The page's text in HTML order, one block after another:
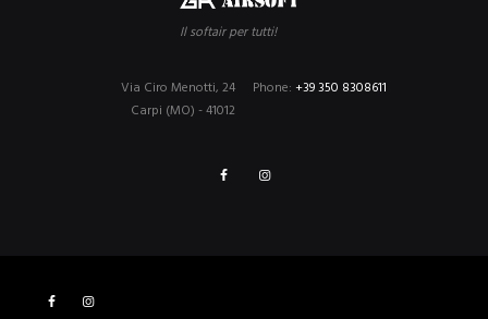
Il softair per tutti!
Phone: +39 350 8308611
Via Ciro Menotti, 24
Carpi (MO) - 41012